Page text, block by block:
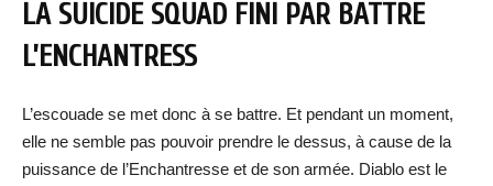
LA SUICIDE SQUAD FINI PAR BATTRE
L’ENCHANTRESS
L’escouade se met donc à se battre. Et pendant un moment,
elle ne semble pas pouvoir prendre le dessus, à cause de la
puissance de l’Enchantresse et de son armée. Diablo est le